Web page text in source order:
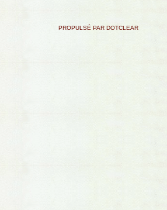
PROPULSÉ PAR DOTCLEAR